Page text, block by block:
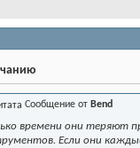
Сообщение от Bend
времени они теряют
Если они